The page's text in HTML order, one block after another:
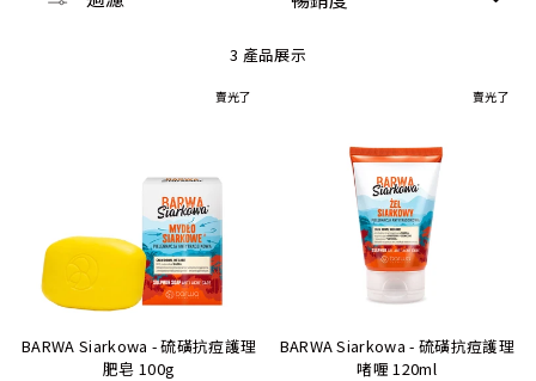
3 產品展示
賣光了
BARWA Siarkowa - 硫磺抗痘護理
肥皂 100g
賣光了
BARWA Siarkowa - 硫磺抗痘護理
啫喱 120ml